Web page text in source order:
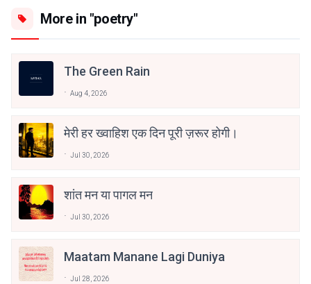
More in "poetry"
The Green Rain
Aug 4, 2026
मेरी हर ख्वाहिश एक दिन पूरी ज़रूर होगी।
Jul 30, 2026
शांत मन या पागल मन
Jul 30, 2026
Maatam Manane Lagi Duniya
Jul 28, 2026